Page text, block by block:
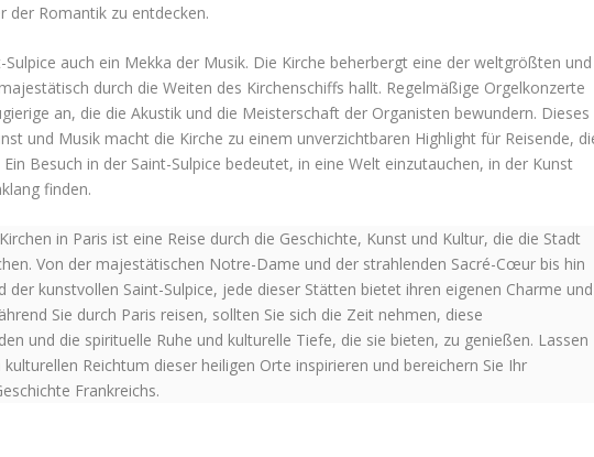
der Romantik zu entdecken.
auch ein Mekka der Musik. Die Kirche beherbergt eine der weltgrößten und
durch die Weiten des Kirchenschiffs hallt. Regelmäßige Orgelkonzerte
an, die die Akustik und die Meisterschaft der Organisten bewundern. Dieses
und Musik macht die Kirche zu einem unverzichtbaren Highlight für Reisende,
Besuch in der Saint-Sulpice bedeutet, in eine Welt einzutauchen, in der Kunst
finden.
in Paris ist eine Reise durch die Geschichte, Kunst und Kultur, die die Stadt
Von der majestätischen Notre-Dame und der strahlenden Sacré-Cœur bis hin
der kunstvollen Saint-Sulpice, jede dieser Stätten bietet ihren eigenen Charme und
Sie durch Paris reisen, sollten Sie sich die Zeit nehmen, diese
und die spirituelle Ruhe und kulturelle Tiefe, die sie bieten, zu genießen. Lassen
Reichtum dieser heiligen Orte inspirieren und bereichern Sie Ihr
Frankreichs.